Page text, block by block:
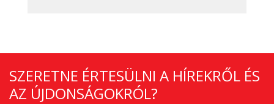
SZERETNE ÉRTESÜLNI A HÍREKRŐL ÉS
AZ ÚJDONSÁGOKRÓL?